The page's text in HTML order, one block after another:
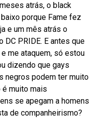
atrás, o black
porque Fame fez
e um mês atrás o
PRIDE. E antes que
me ataquem, só estou
dizendo que gays
negros podem ter muito
muito mais
se apegam a homens
de companheirismo?